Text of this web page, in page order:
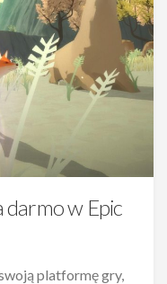
darmo w Epic
platformę gry,